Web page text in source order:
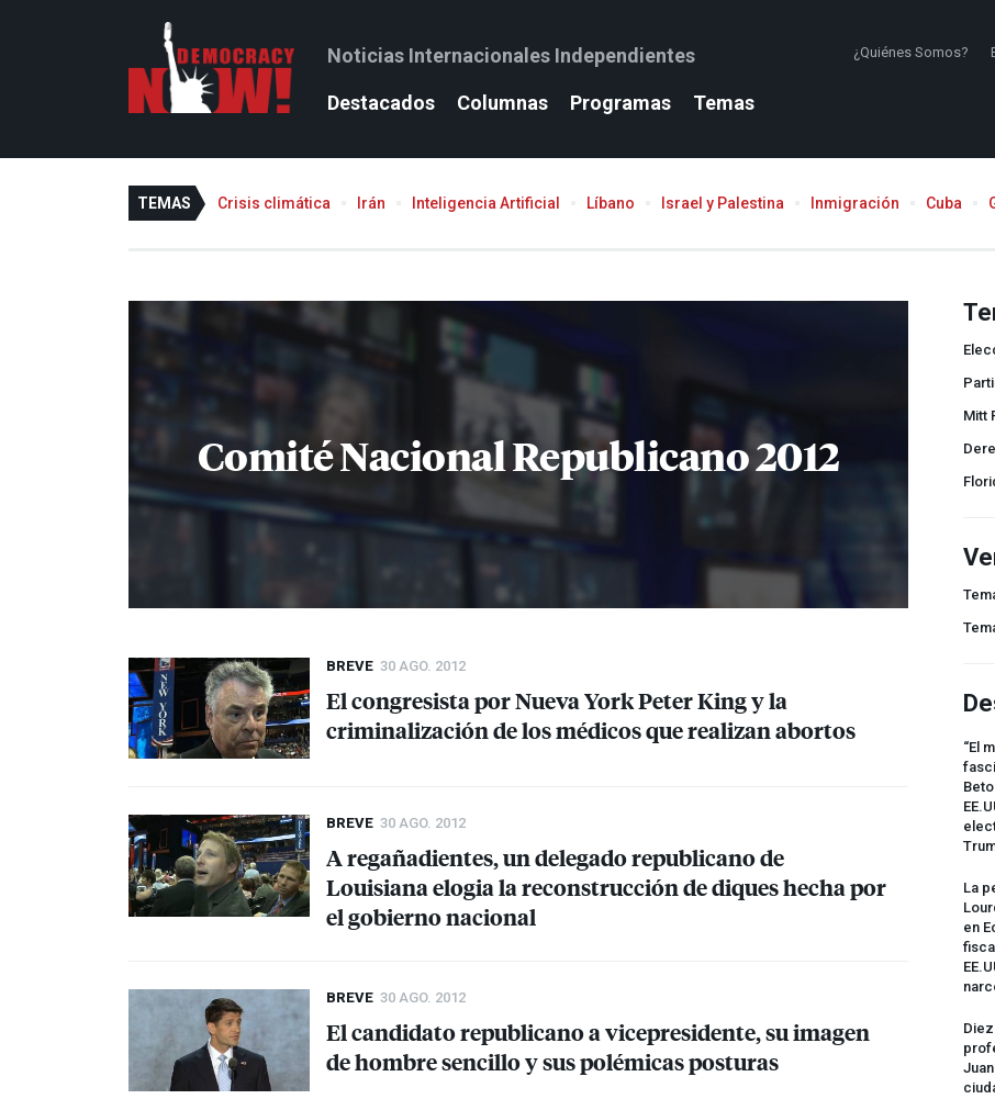
Noticias Internacionales Independientes ¿Quiénes Somos?
Destacados Columnas Programas Temas
TEMAS Crisis climática Irán Inteligencia Artificial Líbano Israel y Palestina Inmigración Cuba
Comité Nacional Republicano 2012
BREVE 30 AGO. 2012
El congresista por Nueva York Peter King y la
criminalización de los médicos que realizan abortos
BREVE 30 AGO. 2012
A regañadientes, un delegado republicano de
Louisiana elogia la reconstrucción de diques hecha por
el gobierno nacional
BREVE 30 AGO. 2012
El candidato republicano a vicepresidente, su imagen
de hombre sencillo y sus polémicas posturas
Mitt
“El
La
en